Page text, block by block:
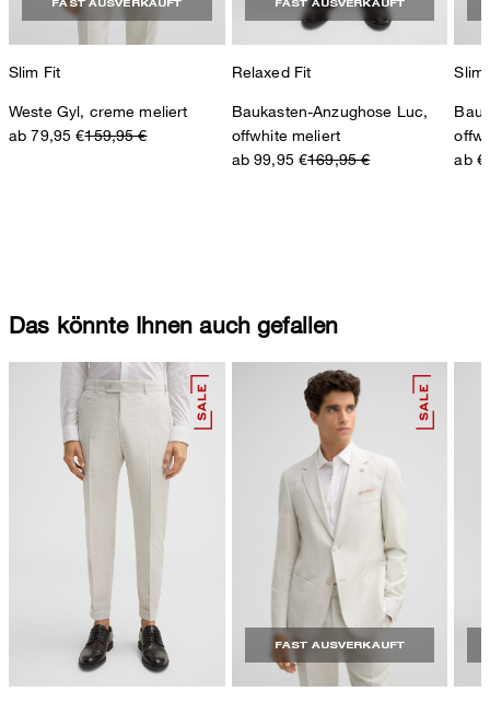
Slim Fit
Weste Gyl, creme meliert
ab 79,95 €159,95 €
Relaxed Fit
Baukasten-Anzughose Luc,
offwhite meliert
ab 99,95 €169,95 €
Slim
ab €
Das könnte Ihnen auch gefallen
FAST AUSVERKAUFT